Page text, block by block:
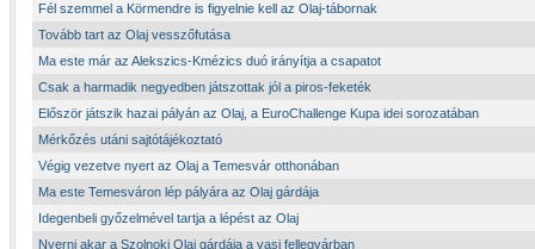
Fél szemmel a Körmendre is figyelnie kell az Olaj-tábornak
Tovább tart az Olaj vesszőfutása
Ma este már az Alekszics-Kmézics duó irányítja a csapatot
Csak a harmadik negyedben játszottak jól a piros-feketék
Először játszik hazai pályán az Olaj, a EuroChallenge Kupa idei sorozatában
Mérkőzés utáni sajtótájékoztató
Végig vezetve nyert az Olaj a Temesvár otthonában
Ma este Temesváron lép pályára az Olaj gárdája
Idegenbeli győzelmével tartja a lépést az Olaj
Nyerni akar a Szolnoki Olaj gárdája a vasi fellegvárban